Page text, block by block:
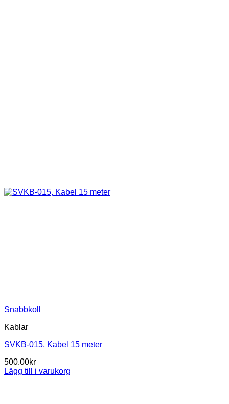
Snabbkoll
Kablar
SVKB-015, Kabel 15 meter
500.00kr
Lägg till i varukorg